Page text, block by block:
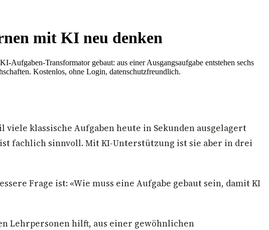
mit KI neu denken
Aufgaben-Transformator gebaut: aus einer Ausgangsaufgabe entstehen sechs
Kostenlos, ohne Login, datenschutzfreundlich.
klassische Aufgaben heute in Sekunden ausgelagert
fachlich sinnvoll. Mit KI-Unterstützung ist sie aber in drei
Frage ist: «Wie muss eine Aufgabe gebaut sein, damit KI
Lehrpersonen hilft, aus einer gewöhnlichen